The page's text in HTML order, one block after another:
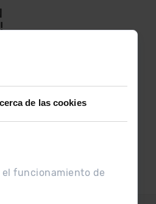
de las cookies
funcionamiento de